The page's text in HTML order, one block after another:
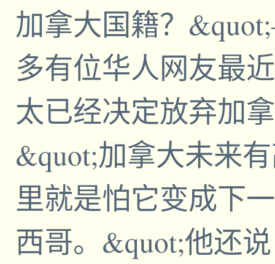
加拿大国籍？
多有位华人网友最
太已经决定放弃加
&quot;加拿大未来
里就是怕它变成下
西哥。&quot;他还